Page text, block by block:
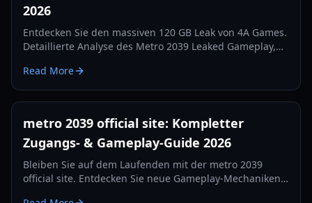
2026
Entdecken Sie den massiven 120 GB Leak von 4A Games.
Detaillierte Analyse des Metro 2039 Leaked Gameplay,
Unreal Engine 5.
Read More
metro 2039 official site: Kompletter
Zugangs- & Gameplay-Guide 2026
Bleiben Sie auf dem Laufenden mit der metro 2039
official site. Entdecken Sie neue Gameplay-Mechaniken,